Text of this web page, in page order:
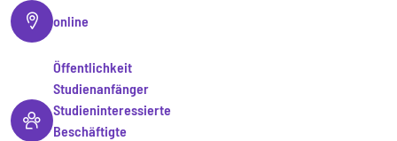
online
Öffentlichkeit
Studienanfänger
Studieninteressierte
Beschäftigte